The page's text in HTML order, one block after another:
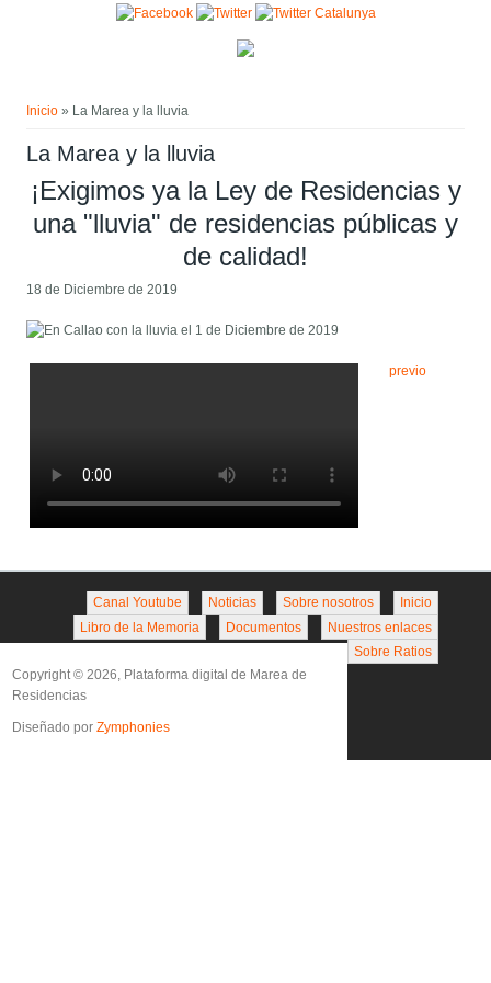
Pasar al contenido principal
Inicio » La Marea y la lluvia
La Marea y la lluvia
¡Exigimos ya la Ley de Residencias y
una "lluvia" de residencias públicas y
de calidad!
18 de Diciembre de 2019
previo
Inicio
Sobre nosotros
Noticias
Canal Youtube
Nuestros enlaces
Documentos
Libro de la Memoria
Sobre Ratios
Copyright © 2026, Plataforma digital de Marea de
Residencias
Diseñado porZymphonies